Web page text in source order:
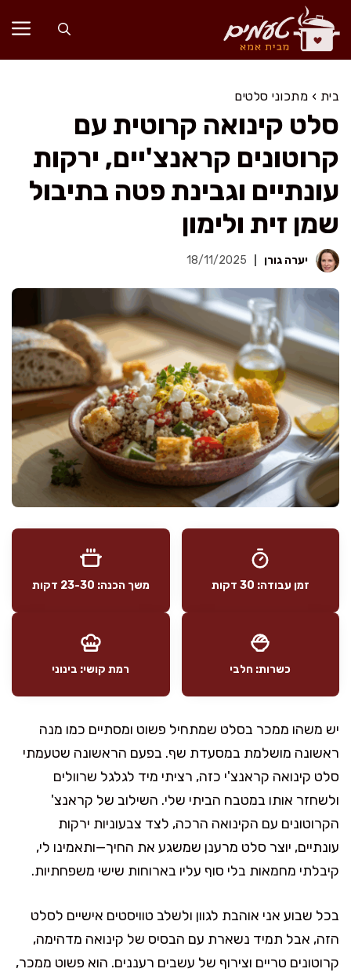
לדלג
לתוכן
בית › מתכוני סלטים
סלט קינואה קרוטית עם
קרוטונים קראנצ'יים, ירקות
עונתיים וגבינת פטה בתיבול
שמן זית ולימון
יערה גורן 18/11/2025
זמן עבודה: 30 דקות משך הכנה: 23-30 דקות
כשרות: חלבי רמת קושי: בינוני
יש משהו ממכר בסלט שמתחיל פשוט ומסתיים כמו מנה
ראשונה מושלמת במסעדת שף. בפעם הראשונה שטעמתי
סלט קינואה קראנצ'י כזה, רציתי מיד לגלגל שרוולים
ולשחזר אותו במטבח הביתי שלי. השילוב של קראנצ'
הקרוטונים עם הקינואה הרכה, לצד צבעוניות ירקות
עונתיים, יוצר סלט מרענן שמשגע את החיך—ותאמינו לי,
קיבלתי מחמאות בלי סוף עליו בארוחות שישי משפחתיות.
בכל שבוע אני אוהבת לגוון ולשלב טוויסטים אישיים לסלט
הזה, אבל תמיד נשארת עם הבסיס של קינואה מדהימה,
קרוטונים טריים וצירוף של עשבים רעננים. הוא פשוט ממכר,